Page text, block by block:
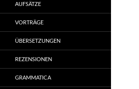
AUFSÄTZE
VORTRÄGE
ÜBERSETZUNGEN
REZENSIONEN
GRAMMATICA